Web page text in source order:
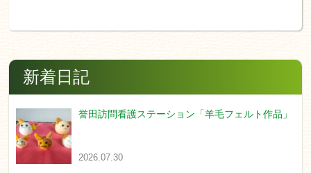
新着日記
誉田訪問看護ステーション「羊毛フェルト作品」
2026.07.30